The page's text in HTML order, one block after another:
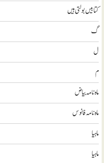
کتابیں بولتی ہیں
گ
ل
م
ماہ نامہ بیاض
ماہ نامہ فانوس
ماہیا
ماہیا